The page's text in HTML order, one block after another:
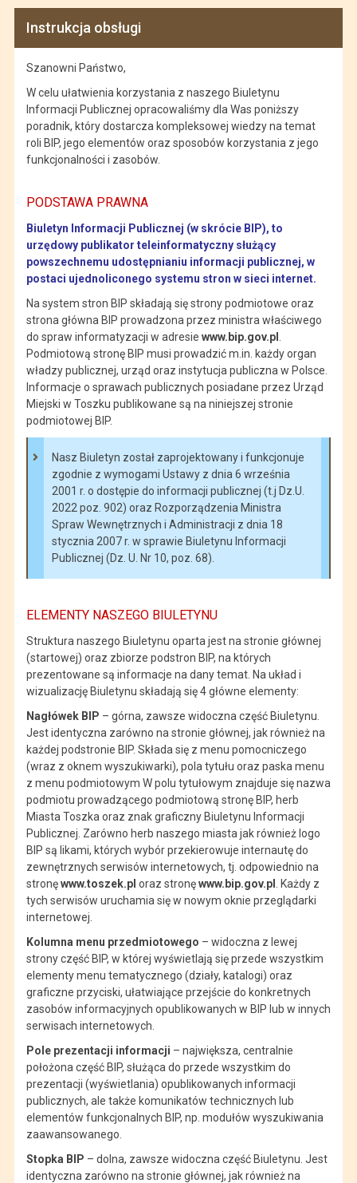
Instrukcja obsługi
Szanowni Państwo,
W celu ułatwienia korzystania z naszego Biuletynu
Informacji Publicznej opracowaliśmy dla Was poniższy
poradnik, który dostarcza kompleksowej wiedzy na temat
roli BIP, jego elementów oraz sposobów korzystania z jego
funkcjonalności i zasobów.
PODSTAWA PRAWNA
Biuletyn Informacji Publicznej (w skrócie BIP), to
urzędowy publikator teleinformatyczny służący
powszechnemu udostępnianiu informacji publicznej, w
postaci ujednoliconego systemu stron w sieci internet.
Na system stron BIP składają się strony podmiotowe oraz
strona główna BIP prowadzona przez ministra właściwego
do spraw informatyzacji w adresie www.bip.gov.pl
Podmiotową stronę BIP musi prowadzić m.in. każdy organ
władzy publicznej, urząd oraz instytucja publiczna w Polsce.
Informacje o sprawach publicznych posiadane przez Urząd
Miejski w Toszku publikowane są na niniejszej stronie
podmiotowej BIP.
Nasz Biuletyn został zaprojektowany i funkcjonuje
zgodnie z wymogami Ustawy z dnia 6 września
2001 r. o dostępie do informacji publicznej (t.j Dz.U.
2022 poz. 902) oraz Rozporządzenia Ministra
Spraw Wewnętrznych i Administracji z dnia 18
stycznia 2007 r. w sprawie Biuletynu Informacji
Publicznej (Dz. U. Nr 10, poz. 68).
ELEMENTY NASZEGO BIULETYNU
Struktura naszego Biuletynu oparta jest na stronie głównej
(startowej) oraz zbiorze podstron BIP, na których
prezentowane są informacje na dany temat. Na układ i
wizualizację Biuletynu składają się 4 główne elementy:
Nagłówek BIP – górna, zawsze widoczna część Biuletynu.
Jest identyczna zarówno na stronie głównej, jak również na
każdej podstronie BIP. Składa się z menu pomocniczego
(wraz z oknem wyszukiwarki), pola tytułu oraz paska menu
z menu podmiotowym W polu tytułowym znajduje się nazwa
podmiotu prowadzącego podmiotową stronę BIP, herb
Miasta Toszka oraz znak graficzny Biuletynu Informacji
Publicznej. Zarówno herb naszego miasta jak również logo
BIP są likami, których wybór przekierowuje internautę do
zewnętrznych serwisów internetowych, tj. odpowiednio na
stronęwww.toszek.pl oraz stronęwww.bip.gov.pl
. Każdy z
tych serwisów uruchamia się w nowym oknie przeglądarki
internetowej.
Kolumna menu przedmiotowego – widoczna z lewej
strony część BIP, w której wyświetlają się przede wszystkim
elementy menu tematycznego (działy, katalogi) oraz
graficzne przyciski, ułatwiające przejście do konkretnych
zasobów informacyjnych opublikowanych w BIP lub w innych
serwisach internetowych.
Pole prezentacji informacji – największa, centralnie
położona część BIP, służąca do przede wszystkim do
prezentacji (wyświetlania) opublikowanych informacji
publicznych, ale także komunikatów technicznych lub
elementów funkcjonalnych BIP, np. modułów wyszukiwania
zaawansowanego.
Stopka BIP – dolna, zawsze widoczna część Biuletynu. Jest
identyczna zarówno na stronie głównej, jak również na